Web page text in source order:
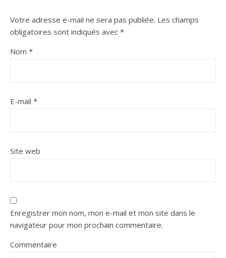
Votre adresse e-mail ne sera pas publiée. Les champs
obligatoires sont indiqués avec *
Nom *
E-mail *
Site web
Enregistrer mon nom, mon e-mail et mon site dans le
navigateur pour mon prochain commentaire.
Commentaire